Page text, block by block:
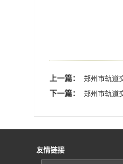
上一篇： 郑州市轨道
下一篇： 郑州市轨道
友情链接